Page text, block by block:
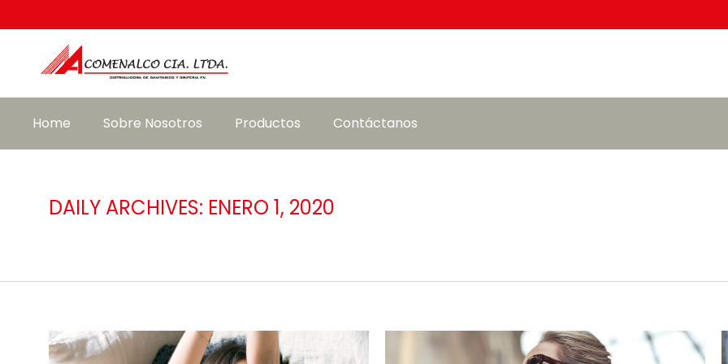
Home Sobre Nosotros Productos Contáctanos
DAILY ARCHIVES: ENERO 1, 2020